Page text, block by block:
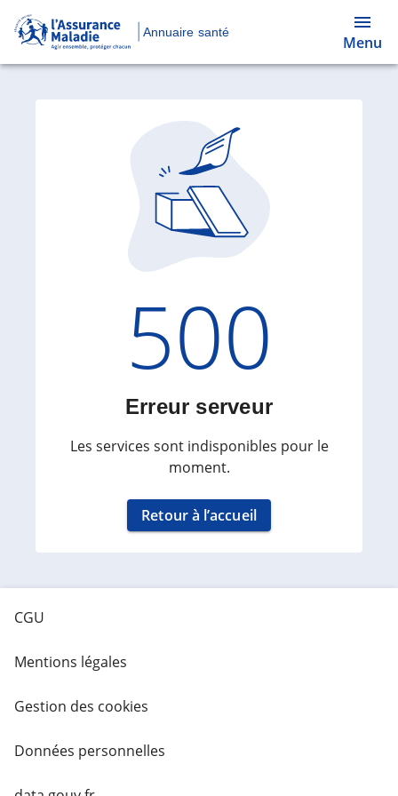
Annuaire santé
Menu
Code
500
Erreur serveur
Les services sont indisponibles pour le
moment.
Retour à l’accueil
CGU
Mentions légales
Gestion des cookies
Données personnelles